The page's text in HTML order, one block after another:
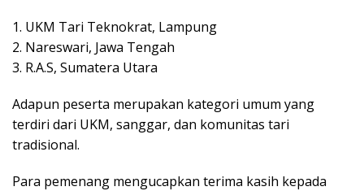
1. UKM Tari Teknokrat, Lampung
2. Nareswari, Jawa Tengah
3. R.A.S, Sumatera Utara
Adapun peserta merupakan kategori umum yang
terdiri dari UKM, sanggar, dan komunitas tari
tradisional.
Para pemenang mengucapkan terima kasih kepada